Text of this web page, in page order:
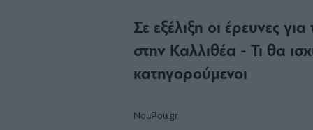
Σε εξέλιξη οι έρευνες
στην Καλλιθέα - Τι θα
κατηγορούμενοι
NouPou.gr